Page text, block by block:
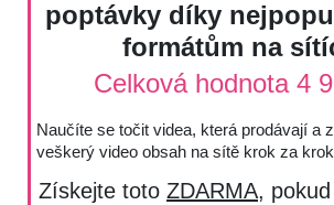
poptávky díky
formátům na
Celková hodnota 4
Naučíte se točit videa, která prodávají a
veškerý video obsah na sítě krok za
Získejte toto ZDARMA,